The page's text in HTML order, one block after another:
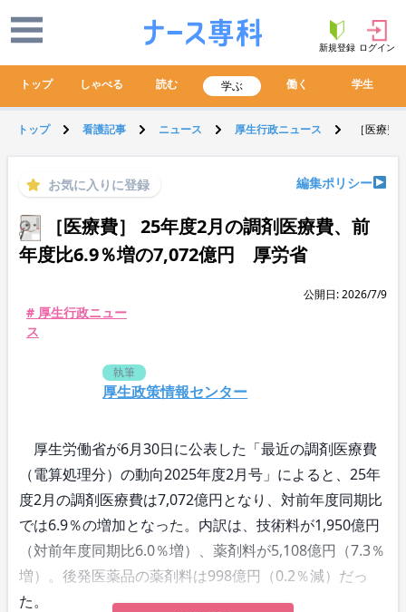
新規登録 ログイン
トップ しゃべる 読む 学ぶ 働く 学生
トップ 看護記事 ニュース 厚生行政ニュース ［医療
お気に入りに登録 編集ポリシー
［医療費］ 25年度2月の調剤医療費、前
年度比6.9％増の7,072億円 厚労省
公開日: 2026/7/9
# 厚生行政ニュー
ス
執筆
厚生政策情報センター
厚生労働省が6月30日に公表した「最近の調剤医療費
（電算処理分）の動向2025年度2月号」によると、25年
度2月の調剤医療費は7,072億円となり、対前年度同期比
では6.9％の増加となった。内訳は、技術料が1,950億円
（対前年度同期比6.0％増）、薬剤料が5,108億円（7.3％
増）。後発医薬品の薬剤料は998億円（0.2％減）だっ
た。